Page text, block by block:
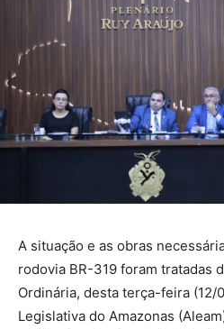
A situação e as obras
rodovia BR-319 foram tratadas
Ordinária, desta terça-feira (12/
Legislativa do Amazonas